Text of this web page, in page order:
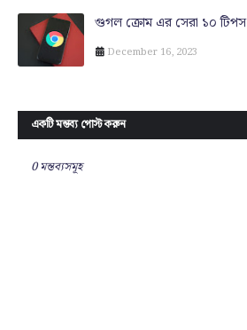
গুগল ক্রোম এর সেরা ১০ টিপস
December 16, 2023
একটি মন্তব্য পোস্ট করুন
0 মন্তব্যসমূহ